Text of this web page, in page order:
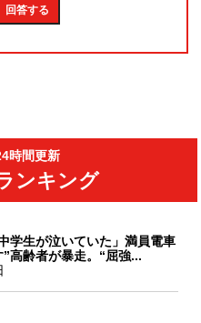
時間更新
ンキング
学生が泣いていた」満員電車
高齢者が暴走。“屈強...